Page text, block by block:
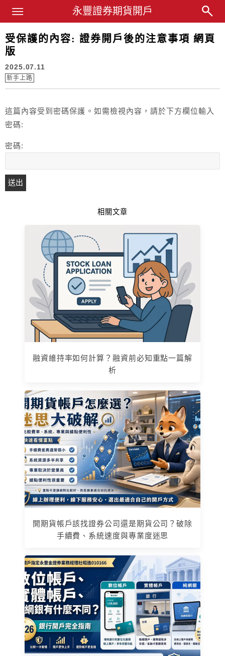
永豐業務經理杜昭逸Blog
永豐證券期貨開戶
Main Menu
受保護的內容: 證券開戶後的注意事項 網頁
版
2025.07.11
新手上路
這篇內容受到密碼保護。如需檢視內容，請於下方欄位輸入
密碼:
密碼:
相關文章
融資維持率如何計算？融資前必知重點一篇解
析
開期貨帳戶該找證券公司還是期貨公司？破除
手續費、系統速度與專業度迷思